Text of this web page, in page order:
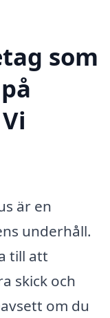
som
är en
underhåll.
till att
skick och
om du